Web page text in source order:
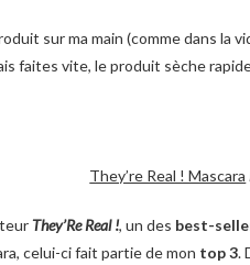
sur ma main (comme dans la
faites vite, le produit sèche
They’re Real ! Mascara
They’Re Real !, un des best-
celui-ci fait partie de mon top 3.